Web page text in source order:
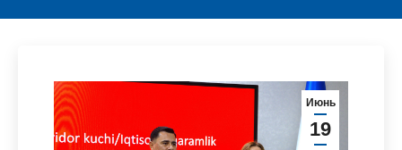
Июнь
19